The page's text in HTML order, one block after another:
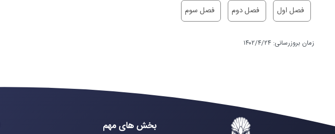
فصل اول فصل دوم فصل سوم
زمان بروزرسانی:۱۴۰۲/۴/۲۴
بخش های مهم